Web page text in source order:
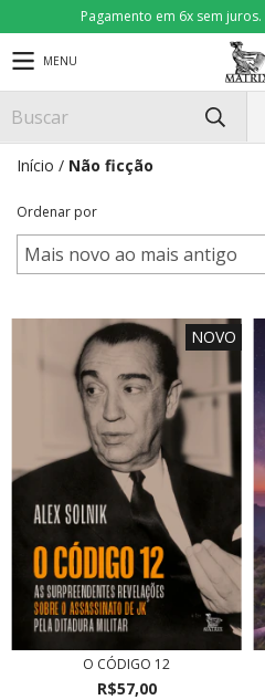
Pagamento em 6x sem
MENU
Início / Não ficção
Ordenar por
NOVO
O CÓDIGO 12
R$57,00